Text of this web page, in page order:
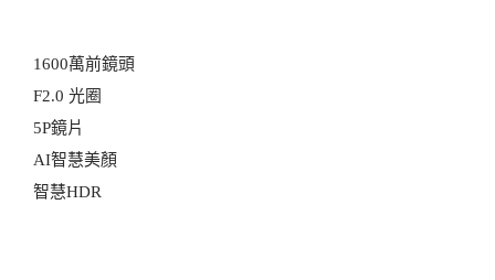
1600萬前鏡頭
F2.0 光圈
5P鏡片
AI智慧美顏
智慧HDR